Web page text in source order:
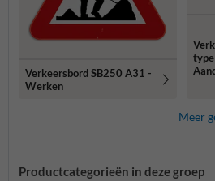
Verkeersbord SB250 A31 -
Werken
Meer
Productcategorieën in deze groep